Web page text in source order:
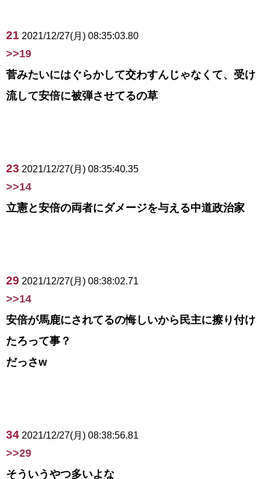
21 2021/12/27(月) 08:35:03.80
>>19
菅みたいにはぐらかして交わすんじゃなくて、受け
流して安倍に被弾させてるの草
23 2021/12/27(月) 08:35:40.35
>>14
立憲と安倍の両者にダメージを与える中道政治家
29 2021/12/27(月) 08:38:02.71
>>14
安倍が馬鹿にされてるの悔しいから民主に擦り付け
たろって事？
だっさw
34 2021/12/27(月) 08:38:56.81
>>29
そういうやつ多いよな